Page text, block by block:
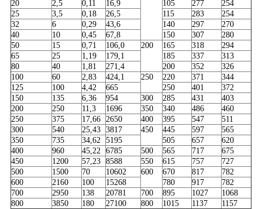
20
2,5 0,11 16,9 105 277
254
25
3,5 0,18 26,5 115 283
254
32
6 0,29 43,6 140 297
270
40
10 0,45 67,8 150 307
280
50
15 0,71 106,0 200 165 318
294
65
25 1,19 179,1 185 337
313
80
40 1,81 271,4 200 352
326
100
60 2,83 424,1 250 220 371
344
125
100 4,42 665 250 401
372
150
135 6,36 954 300 285 431
403
200
250 11,3 1696 350 340 486
460
250
375 17,66 2650 400 395 547
511
300
540 25,43 3817 450 445 597
565
350
735 34,62 5195 505 657
620
400
960 45,22 6785 500 565 717
675
450
1200 57,23 8588 550 615 757
727
500
1500 70 10602 600 670 817
782
600
2160 100 15268 780 917
782
700
2950 138 20781 700 895 1027
1068
800
3850 180 27100 800 1015 1137 1157